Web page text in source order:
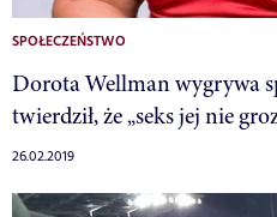
SPOŁECZEŃSTWO
Dorota Wellman wygrywa
twierdził, że „seks jej nie
26.02.2019